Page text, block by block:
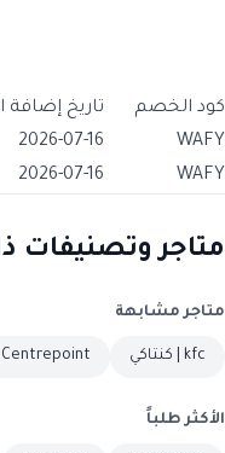
كود الخصم تاريخ إضافة
WAFY
2026-07-16
WAFY
2026-07-16
متاجر وتصنيفات
متاجر مشابهة
kfc | كنتاكي Centrepoint سنتربوينت
الأكثر طلباً